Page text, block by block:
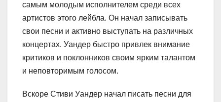
самым молодым исполнителем среди всех
артистов этого лейбла. Он начал записывать
свои песни и активно выступать на различных
концертах. Уандер быстро привлек внимание
критиков и поклонников своим ярким талантом
и неповторимым голосом.
Вскоре Стиви Уандер начал писать песни для